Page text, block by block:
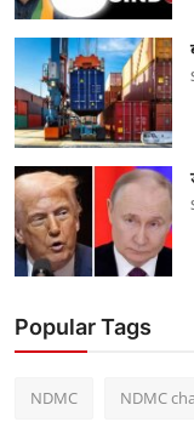
Popular Tags
NDMC NDMC